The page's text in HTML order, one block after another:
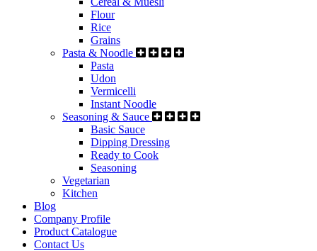
Flour
Rice
Grains
Pasta & Noodle
Pasta
Udon
Vermicelli
Instant Noodle
Seasoning & Sauce
Basic Sauce
Dipping Dressing
Ready to Cook
Seasoning
Vegetarian
Kitchen
Blog
Company Profile
Product Catalogue
Contact Us